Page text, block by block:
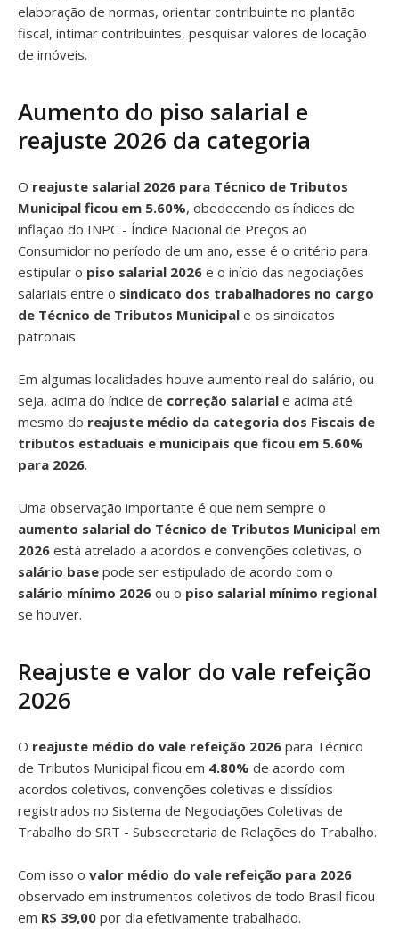
elaboração de normas, orientar contribuinte no plantão
fiscal, intimar contribuintes, pesquisar valores de locação
de imóveis.
Aumento do piso salarial e
reajuste 2026 da categoria
O reajuste salarial 2026 para Técnico de Tributos
Municipal ficou em 5.60%, obedecendo os índices de
inflação do INPC - Índice Nacional de Preços ao
Consumidor no período de um ano, esse é o critério para
estipular o piso salarial 2026 e o início das negociações
salariais entre o sindicato dos trabalhadores no cargo
de Técnico de Tributos Municipal e os sindicatos
patronais.
Em algumas localidades houve aumento real do salário, ou
seja, acima do índice de correção salarial e acima até
mesmo do reajuste médio da categoria dos Fiscais de
tributos estaduais e municipais que ficou em 5.60%
para 2026.
Uma observação importante é que nem sempre o
aumento salarial do Técnico de Tributos Municipal em
2026 está atrelado a acordos e convenções coletivas, o
salário base pode ser estipulado de acordo com o
salário mínimo 2026 ou o piso salarial mínimo regional
se houver.
Reajuste e valor do vale refeição
2026
O reajuste médio do vale refeição 2026 para Técnico
de Tributos Municipal ficou em 4.80% de acordo com
acordos coletivos, convenções coletivas e dissídios
registrados no Sistema de Negociações Coletivas de
Trabalho do SRT - Subsecretaria de Relações do Trabalho.
Com isso o valor médio do vale refeição para 2026
observado em instrumentos coletivos de todo Brasil ficou
em R$ 39,00 por dia efetivamente trabalhado.